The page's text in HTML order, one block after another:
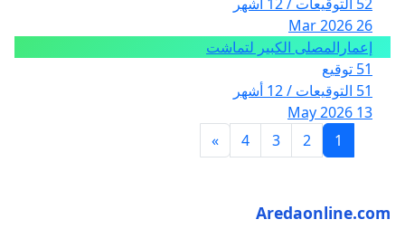
26 Mar 2026
إعمارالمصلى الكبير لتماشت
51 توقيع
51 التوقيعات / 12 أشهر
13 May 2026
1
2
3
4
»
Aredaonline.com